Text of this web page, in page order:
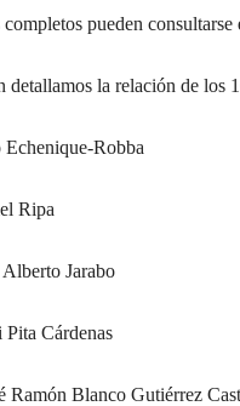
pueden
detallamos la relación de los
Robba
Ripa
Jarabo
Cárdenas
Ramón Blanco Gutiérrez